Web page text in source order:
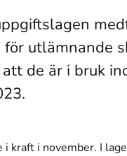
utlämnande
de är i bruk
kraft i november. I